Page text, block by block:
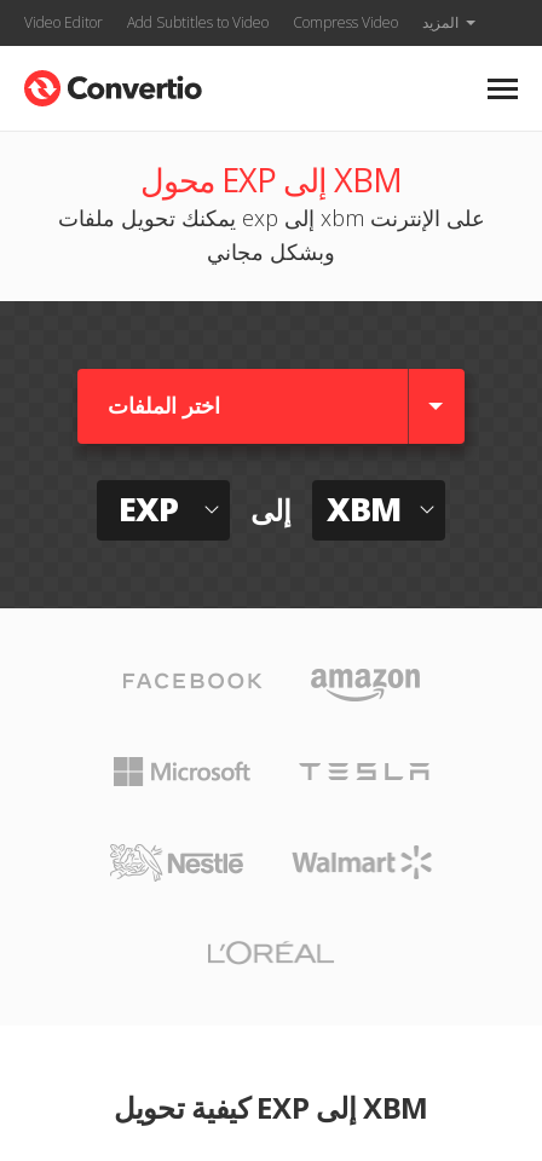
Video Editor Add Subtitles to Video Compress Video المزيد
محول EXP إلى XBM
يمكنك تحويل ملفات exp إلى xbm على الإنترنت
وبشكل مجاني
اختر الملفات
EXP إلى XBM
كيفية تحويل EXP إلى XBM